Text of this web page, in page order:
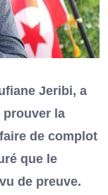
Jeribi, a
prouver la
de complot
que le
de preuve.